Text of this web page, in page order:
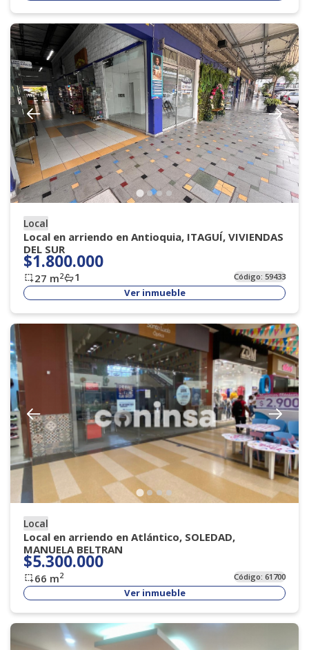
Local
Local en arriendo en Antioquia, ITAGUÍ, VIVIENDAS
DEL SUR
$1.800.000
27 m2 1 Código:59433
Ver inmueble
Local
Local en arriendo en Atlántico, SOLEDAD,
MANUELA BELTRAN
$5.300.000
66 m2 Código:61700
Ver inmueble